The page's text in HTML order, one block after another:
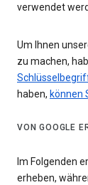
verwendet
Um Ihnen
zu machen,
haben, können
VON GOOGLE
Im Folgenden
erheben,